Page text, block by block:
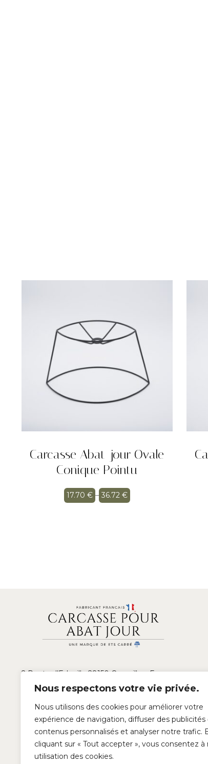
Nous respectons votre vie privée.
Nous utilisons des cookies pour améliorer votre
expérience de navigation, diffuser des publicités
contenus personnalisés et analyser notre trafic.
cliquant sur « Tout accepter », vous consentez à
utilisation des cookies.
Carcasse Abat-jour Ovale
Conique Pointu
17.70 € – 36.72 €
2 Route d’Edeville 28150 Ouarville – France
02 37 22 19 48 Fax 02 37 22 19 61
contact@carcasse-abatjour.com
Notre blog